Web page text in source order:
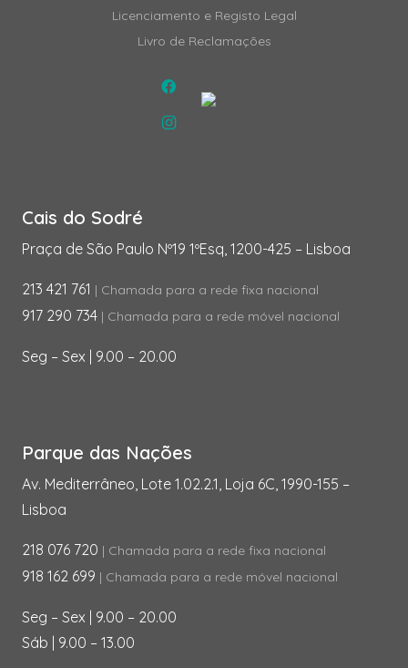
Licenciamento e Registo Legal
Livro de Reclamações
Cais do Sodré
Praça de São Paulo Nº19 1ºEsq, 1200-425 – Lisboa
213 421 761 | Chamada para a rede fixa nacional
917 290 734 | Chamada para a rede móvel nacional
Seg – Sex | 9.00 – 20.00
Parque das Nações
Av. Mediterrâneo, Lote 1.02.2.1, Loja 6C, 1990-155 –
Lisboa
218 076 720 | Chamada para a rede fixa nacional
918 162 699 | Chamada para a rede móvel nacional
Seg – Sex | 9.00 – 20.00
Sáb | 9.00 – 13.00